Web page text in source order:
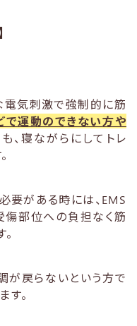
電気刺激で強制的に筋
で運動のできない方や
、寝ながらにしてトレ
要がある時には、EMS
傷部位への負担なく筋
が戻らないという方で
す。